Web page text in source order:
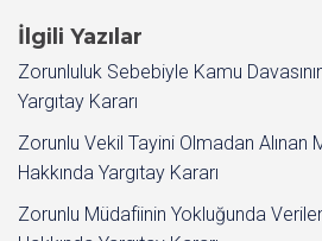
İlgili Yazılar
Zorunluluk Sebebiyle Kamu
Yargıtay Kararı
Zorunlu Vekil Tayini Olmadan Alınan
Hakkında Yargıtay Kararı
Zorunlu Müdafiinin Yokluğunda Verilen